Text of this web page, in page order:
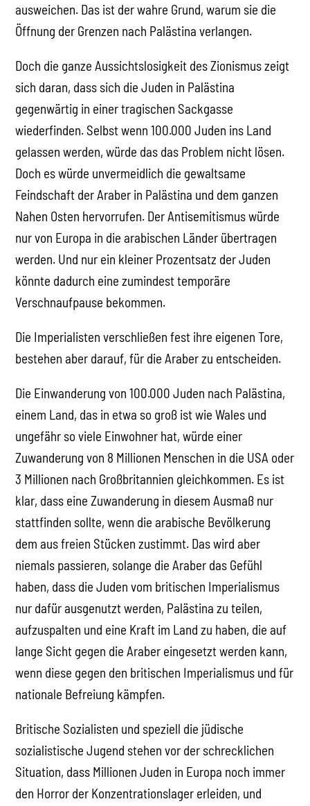
ausweichen. Das ist der wahre Grund, warum sie die
Öffnung der Grenzen nach Palästina verlangen.
Doch die ganze Aussichtslosigkeit des Zionismus zeigt
sich daran, dass sich die Juden in Palästina
gegenwärtig in einer tragischen Sackgasse
wiederfinden. Selbst wenn 100.000 Juden ins Land
gelassen werden, würde das das Problem nicht lösen.
Doch es würde unvermeidlich die gewaltsame
Feindschaft der Araber in Palästina und dem ganzen
Nahen Osten hervorrufen. Der Antisemitismus würde
nur von Europa in die arabischen Länder übertragen
werden. Und nur ein kleiner Prozentsatz der Juden
könnte dadurch eine zumindest temporäre
Verschnaufpause bekommen.
Die Imperialisten verschließen fest ihre eigenen Tore,
bestehen aber darauf, für die Araber zu entscheiden.
Die Einwanderung von 100.000 Juden nach Palästina,
einem Land, das in etwa so groß ist wie Wales und
ungefähr so viele Einwohner hat, würde einer
Zuwanderung von 8 Millionen Menschen in die USA oder
3 Millionen nach Großbritannien gleichkommen. Es ist
klar, dass eine Zuwanderung in diesem Ausmaß nur
stattfinden sollte, wenn die arabische Bevölkerung
dem aus freien Stücken zustimmt. Das wird aber
niemals passieren, solange die Araber das Gefühl
haben, dass die Juden vom britischen Imperialismus
nur dafür ausgenutzt werden, Palästina zu teilen,
aufzuspalten und eine Kraft im Land zu haben, die auf
lange Sicht gegen die Araber eingesetzt werden kann,
wenn diese gegen den britischen Imperialismus und für
nationale Befreiung kämpfen.
Britische Sozialisten und speziell die jüdische
sozialistische Jugend stehen vor der schrecklichen
Situation, dass Millionen Juden in Europa noch immer
den Horror der Konzentrationslager erleiden, und